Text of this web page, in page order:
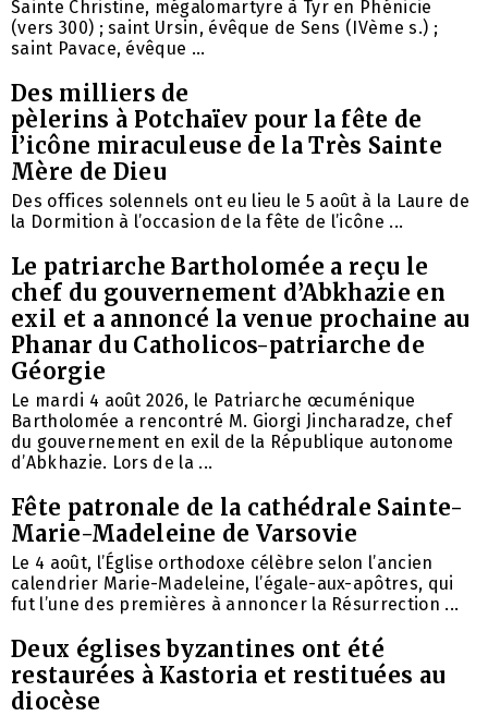
Sainte Christine, mégalomartyre à Tyr en Phénicie
(vers 300) ; saint Ursin, évêque de Sens (IVème s.) ;
saint Pavace, évêque ...
Des milliers de
pèlerins à Potchaïev pour la fête de
l’icône miraculeuse de la Très Sainte
Mère de Dieu
Des offices solennels ont eu lieu le 5 août à la Laure de
la Dormition à l’occasion de la fête de l’icône ...
Le patriarche Bartholomée a reçu le
chef du gouvernement d’Abkhazie en
exil et a annoncé la venue prochaine au
Phanar du Catholicos-patriarche de
Géorgie
Le mardi 4 août 2026, le Patriarche œcuménique
Bartholomée a rencontré M. Giorgi Jincharadze, chef
du gouvernement en exil de la République autonome
d’Abkhazie. Lors de la ...
Fête patronale de la cathédrale Sainte-
Marie-Madeleine de Varsovie
Le 4 août, l’Église orthodoxe célèbre selon l’ancien
calendrier Marie-Madeleine, l’égale-aux-apôtres, qui
fut l’une des premières à annoncer la Résurrection ...
Deux églises byzantines ont été
restaurées à Kastoria et restituées au
diocèse